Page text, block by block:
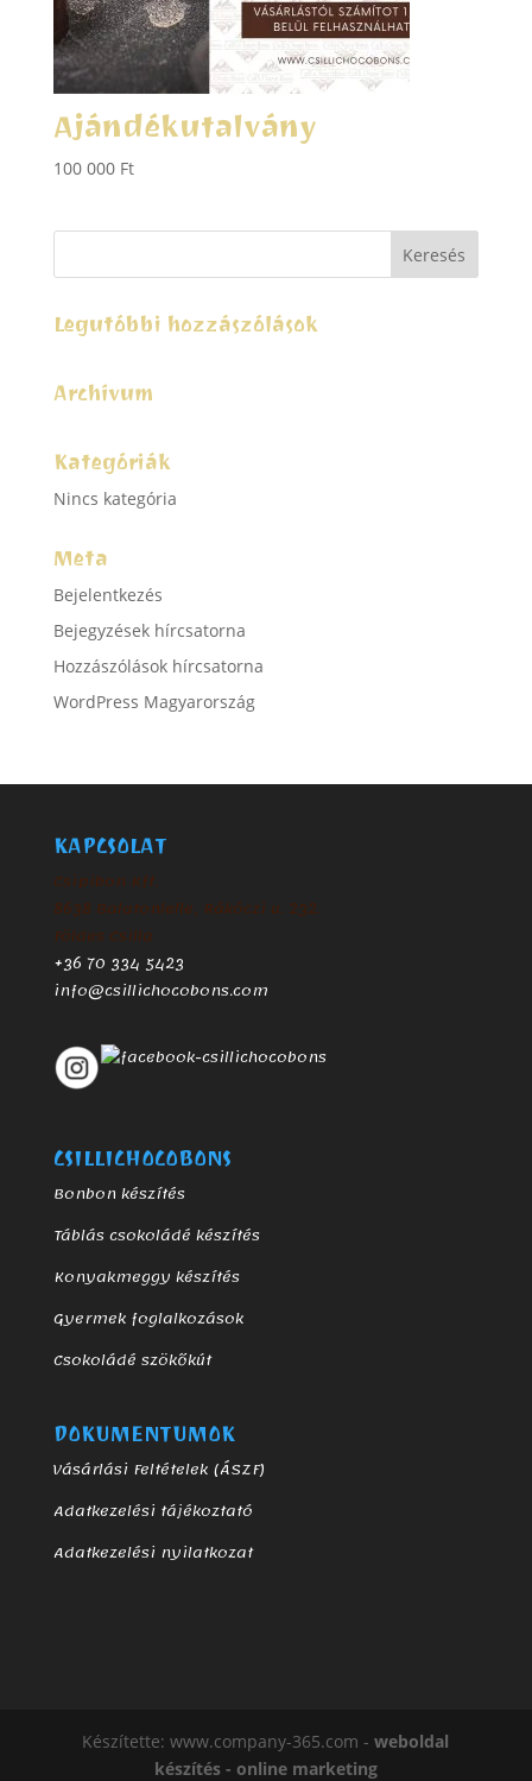
Ajándékutalvány
100 000 Ft
Legutóbbi hozzászólások
Archívum
Kategóriák
Nincs kategória
Meta
Bejelentkezés
Bejegyzések hírcsatorna
Hozzászólások hírcsatorna
WordPress Magyarország
KAPCSOLAT
Csipibon Kft.
8638 Balatonlelle, Rákóczi u. 232.
Földes Csilla
+36 70 334 5423
info@csillichocobons.com
CSILLICHOCOBONS
Bonbon készítés
Táblás csokoládé készítés
Konyakmeggy készítés
Gyermek foglalkozások
Csokoládé szökőkút
DOKUMENTUMOK
Vásárlási Feltételek (ÁSZF)
Adatkezelési tájékoztató
Adatkezelési nyilatkozat
Készítette: www.company-365.com -weboldal
készítés - online marketing